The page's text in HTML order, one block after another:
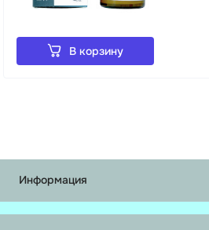
В корзину
Информация
Обмен и возврат